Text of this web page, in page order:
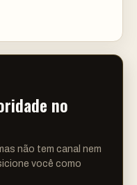
no
não tem canal nem
você como